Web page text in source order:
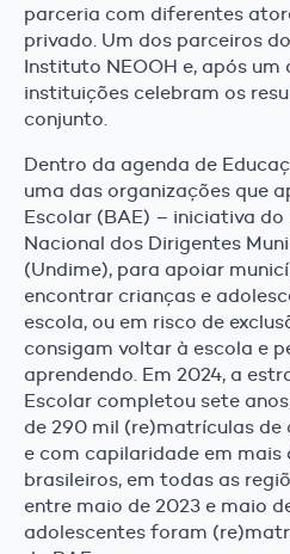
parceria com diferentes
privado. Um dos parceiros
Instituto NEOOH e, após
instituições celebram os
conjunto.
Dentro da agenda de
uma das organizações que
Escolar (BAE) – iniciativa do
Nacional dos Dirigentes
(Undime), para apoiar
encontrar crianças e
escola, ou em risco de
consigam voltar à escola e
aprendendo. Em 2024, a
Escolar completou sete
de 290 mil (re)matrículas de
e com capilaridade em
brasileiros, em todas as
entre maio de 2023 e maio
adolescentes foram